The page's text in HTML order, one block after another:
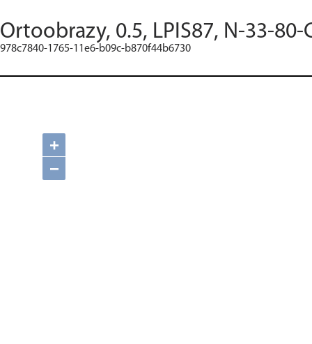
Ortoobrazy, 0.5, LPIS87, N-33-80-
978c7840-1765-11e6-b09c-b870f44b6730
+
−